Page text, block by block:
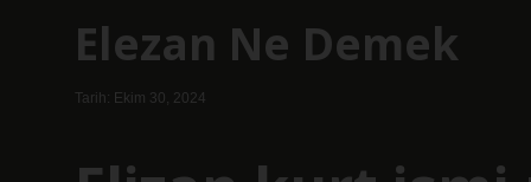
Elezan Ne Demek
Tarih: Ekim 30, 2024